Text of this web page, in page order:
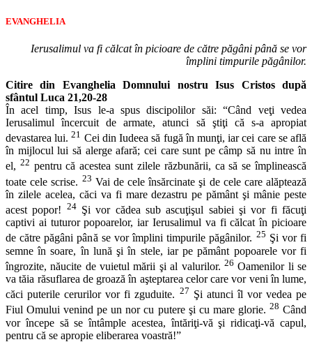
EVANGHELIA
Ierusalimul va fi călcat în picioare de către păgâni până se vor
împlini timpurile păgânilor.
Citire din Evanghelia Domnului nostru Isus Cristos după
sfântul Luca 21,20-28
În acel timp, Isus le-a spus discipolilor săi: “Când veţi vedea
Ierusalimul încercuit de armate, atunci să ştiţi că s-a apropiat
devastarea lui.21 Cei din Iudeea să fugă în munţi, iar cei care se află
în mijlocul lui să alerge afară; cei care sunt pe câmp să nu intre în
el, 22 pentru că acestea sunt zilele răzbunării, ca să se împlinească
toate cele scrise. 23 Vai de cele însărcinate şi de cele care alăptează
în zilele acelea, căci va fi mare dezastru pe pământ şi mânie peste
acest popor! 24Şi vor cădea sub ascuţişul sabiei şi vor fi făcuţi
captivi ai tuturor popoarelor, iar Ierusalimul va fi călcat în picioare
de către păgâni până se vor împlini timpurile păgânilor. 25 Şi vor fi
semne în soare, în lună şi în stele, iar pe pământ popoarele vor fi
îngrozite, năucite de vuietul mării şi al valurilor. 26 Oamenilor li se
va tăia răsuflarea de groază în aşteptarea celor care vor veni în lume,
căci puterile cerurilor vor fi zguduite. 27 Şi atunci îl vor vedea pe
Fiul Omului venind pe un nor cu putere şi cu mare glorie. 28 Când
vor începe să se întâmple acestea, întăriţi-vă şi ridicaţi-vă capul,
pentru că se apropie eliberarea voastră!”